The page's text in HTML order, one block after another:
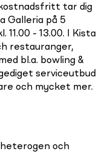
tar dig
Galleria på 5
- 13.00. I Kista
restauranger,
bl.a. bowling &
serviceutbud
och mycket mer.
heterogen och